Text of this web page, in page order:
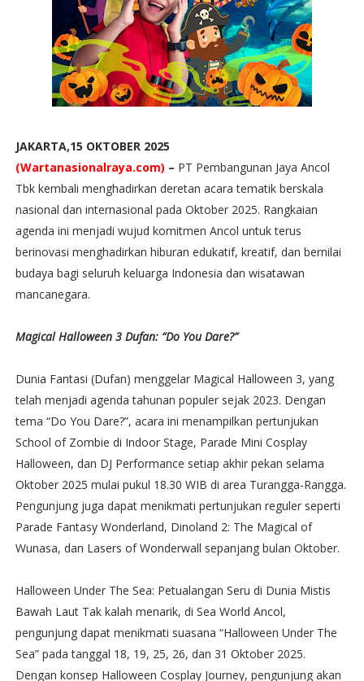
JAKARTA,15 OKTOBER 2025
(Wartanasionalraya.com) – PT Pembangunan Jaya Ancol
Tbk kembali menghadirkan deretan acara tematik berskala
nasional dan internasional pada Oktober 2025. Rangkaian
agenda ini menjadi wujud komitmen Ancol untuk terus
berinovasi menghadirkan hiburan edukatif, kreatif, dan bernilai
budaya bagi seluruh keluarga Indonesia dan wisatawan
mancanegara.
Magical Halloween 3 Dufan: “Do You Dare?”
Dunia Fantasi (Dufan) menggelar Magical Halloween 3, yang
telah menjadi agenda tahunan populer sejak 2023. Dengan
tema “Do You Dare?”, acara ini menampilkan pertunjukan
School of Zombie di Indoor Stage, Parade Mini Cosplay
Halloween, dan DJ Performance setiap akhir pekan selama
Oktober 2025 mulai pukul 18.30 WIB di area Turangga-Rangga.
Pengunjung juga dapat menikmati pertunjukan reguler seperti
Parade Fantasy Wonderland, Dinoland 2: The Magical of
Wunasa, dan Lasers of Wonderwall sepanjang bulan Oktober.
Halloween Under The Sea: Petualangan Seru di Dunia Mistis
Bawah Laut Tak kalah menarik, di Sea World Ancol,
pengunjung dapat menikmati suasana “Halloween Under The
Sea” pada tanggal 18, 19, 25, 26, dan 31 Oktober 2025.
Dengan konsep Halloween Cosplay Journey, pengunjung akan